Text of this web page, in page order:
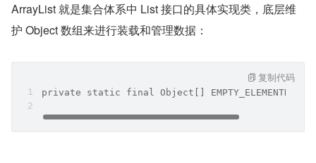
ArrayList 就是集合体系中 List 接口的具体实现类，底层维
护 Object 数组来进行装载和管理数据：
private static final Object[]
复制代码